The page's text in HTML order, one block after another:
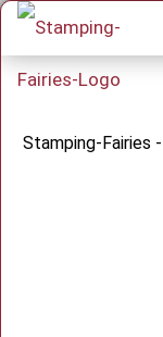
Stamping-Fairies